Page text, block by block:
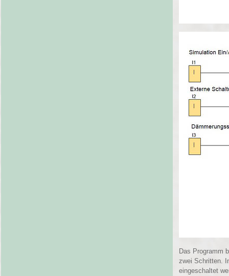
Das Programm
zwei Schritten.
eingeschaltet